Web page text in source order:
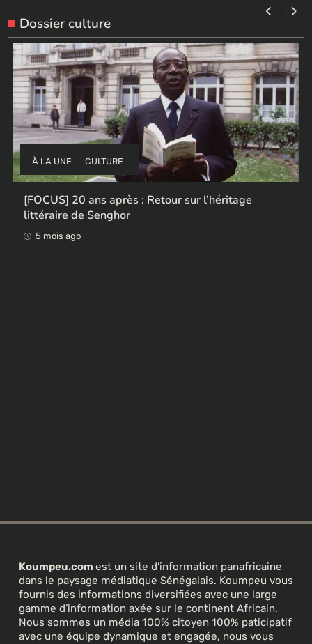
Dossier culture
À LA UNE CULTURE
Ces ex-colonisateurs européens qui
Koumpeu.com est un site d’information panafricaine
dans le paysage médiatique Sénégalais. Koumpeu vous
fournis des informations diversifiées avec une large
gamme d’information axée sur le continent Africain.
Nous sommes un média 100% citoyen 100% paticipatif
avec une équipe dynamique et engagée, nous vous